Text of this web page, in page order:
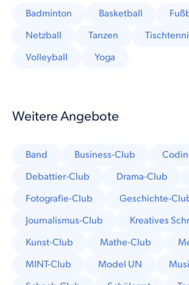
Badminton Basketball
Netzball
Tanzen
Volleyball
Yoga
Weitere Angebote
Band Business-Club
Debattier-Club
Drama-Club
Fotografie-Club
Geschichte-
Journalismus-Club
Kreatives
Kunst-Club
Mathe-Club
MINT-Club
Model UN